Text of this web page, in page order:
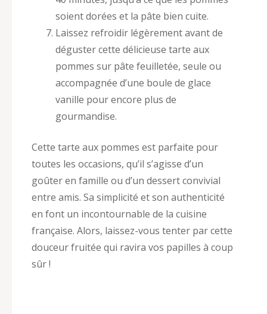
soient dorées et la pâte bien cuite.
Laissez refroidir légèrement avant de
déguster cette délicieuse tarte aux
pommes sur pâte feuilletée, seule ou
accompagnée d’une boule de glace
vanille pour encore plus de
gourmandise.
Cette tarte aux pommes est parfaite pour
toutes les occasions, qu’il s’agisse d’un
goûter en famille ou d’un dessert convivial
entre amis. Sa simplicité et son authenticité
en font un incontournable de la cuisine
française. Alors, laissez-vous tenter par cette
douceur fruitée qui ravira vos papilles à coup
sûr !